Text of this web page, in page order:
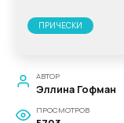
ПРИЧЕСКИ
АВТОР
Эллина Гофман
ПРОСМОТРОВ